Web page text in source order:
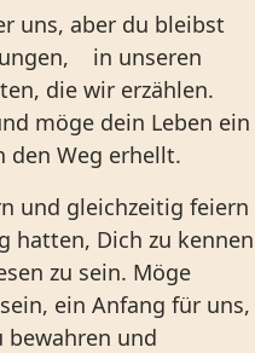
uns, aber du bleibst
in unseren
die wir erzählen.
möge dein Leben ein
den Weg erhellt.
und gleichzeitig feiern
hatten, Dich zu kennen
zu sein. Möge
ein Anfang für uns,
bewahren und